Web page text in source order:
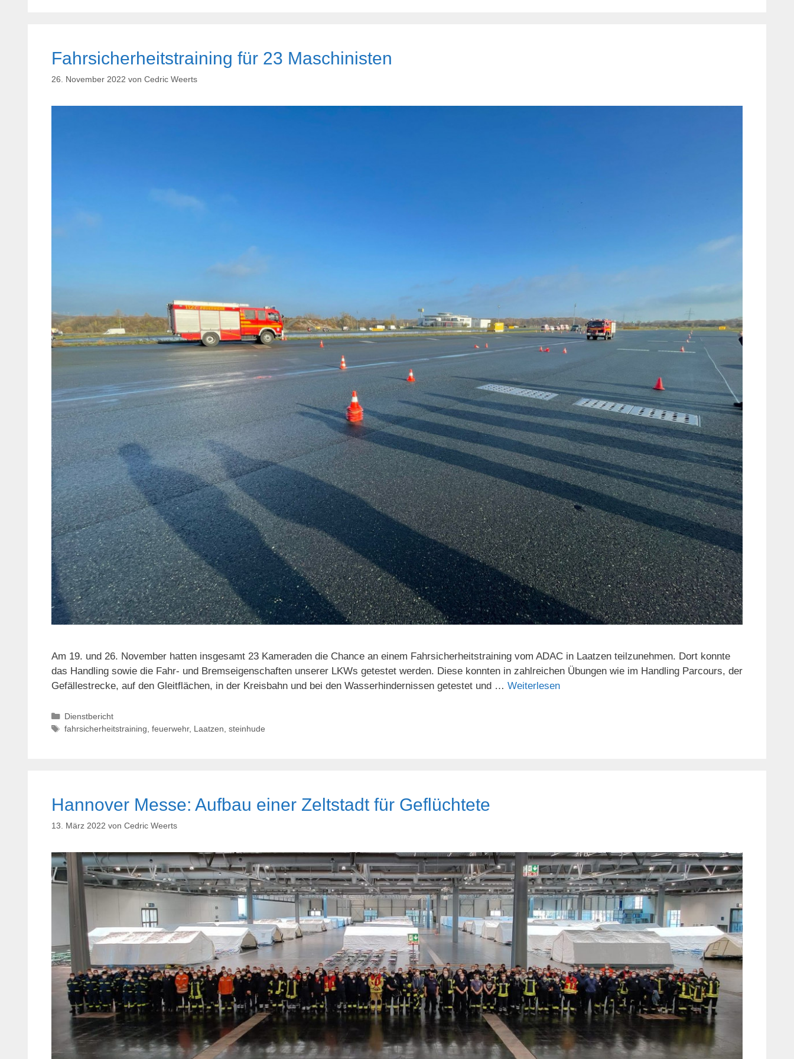
Fahrsicherheitstraining für 23 Maschinisten
26. November 2022 von Cedric Weerts
Am 19. und 26. November hatten insgesamt 23 Kameraden die Chance an einem Fahrsicherheitstraining vom ADAC in Laatzen teilzunehmen. Dort konnte
das Handling sowie die Fahr- und Bremseigenschaften unserer LKWs getestet werden. Diese konnten in zahlreichen Übungen wie im Handling Parcours, der
Gefällestrecke, auf den Gleitflächen, in der Kreisbahn und bei den Wasserhindernissen getestet und … Weiterlesen
Kategorien
Dienstbericht
Schlagwörter
fahrsicherheitstraining feuerwehr, Laatzen steinhude
Hannover Messe: Aufbau einer Zeltstadt für Geflüchtete
13. März 2022 von Cedric Weerts